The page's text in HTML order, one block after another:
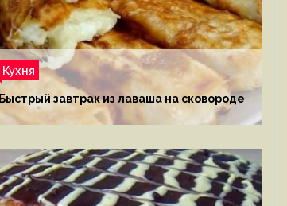
Кухня
Быстрый завтрак из лаваша на сковороде